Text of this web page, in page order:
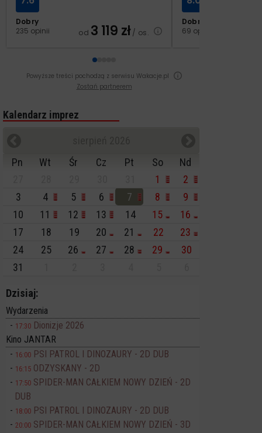
Dobry
235 opinii
od 3 119 zł/ os.
Dobry
69 opinii
Powyższe treści pochodzą z serwisu Wakacje.pl
Zostań partnerem
Kalendarz imprez
Pn
Wt Śr Cz Pt So
Nd
1
2
3
4 5 6 7 8
9
10
11 12 13 14 15
16
17
18 19 20 21 22
23
24
25 26 27 28 29
30
31
Dzisiaj:
Wydarzenia
17:30 Dionizje 2026
Kino JANTAR
16:00 PSI PATROL I DINOZAURY - 2D DUB
16:15 ODZYSKANY - 2D
17:50 SPIDER-MAN CAŁKIEM NOWY DZIEŃ - 2D
DUB
18:00 PSI PATROL I DINOZAURY - 2D DUB
20:00 SPIDER-MAN CAŁKIEM NOWY DZIEŃ - 3D